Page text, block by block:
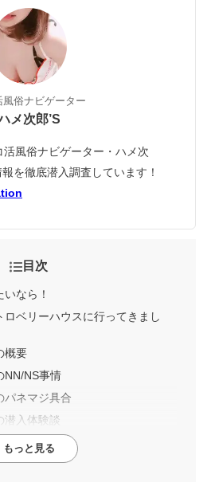
風俗ナビゲーター
メ次郎’S
風俗ナビゲーター・ハメ次
を徹底潜入調査しています！
目次
なら！
ベリーハウスに行ってきまし
概要
NN/NS事情
パネマジ具合
潜入体験談
もっと見る